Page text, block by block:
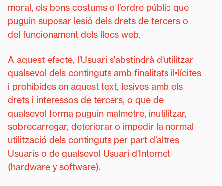
moral, els bons costums o l’ordre públic que
puguin suposar lesió dels drets de tercers o
del funcionament dels llocs web.
A aquest efecte, l'Usuari s'abstindrà d'utilitzar
qualsevol dels continguts amb finalitats il•lícites
i prohibides en aquest text, lesives amb els
drets i interessos de tercers, o que de
qualsevol forma puguin malmetre, inutilitzar,
sobrecarregar, deteriorar o impedir la normal
utilització dels continguts per part d’altres
Usuaris o de qualsevol Usuari d'Internet
(hardware y software).